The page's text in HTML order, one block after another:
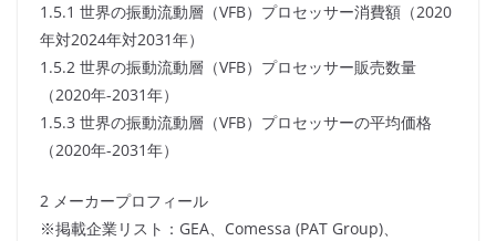
1.5.1 世界の振動流動層（VFB）プロセッサー消費額（2020
年対2024年対2031年）
1.5.2 世界の振動流動層（VFB）プロセッサー販売数量
（2020年-2031年）
1.5.3 世界の振動流動層（VFB）プロセッサーの平均価格
（2020年-2031年）
2 メーカープロフィール
※掲載企業リスト：GEA、Comessa (PAT Group)、